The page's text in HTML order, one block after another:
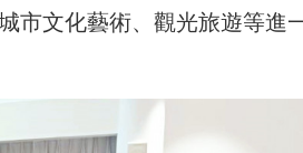
市文化藝術、觀光旅遊等進